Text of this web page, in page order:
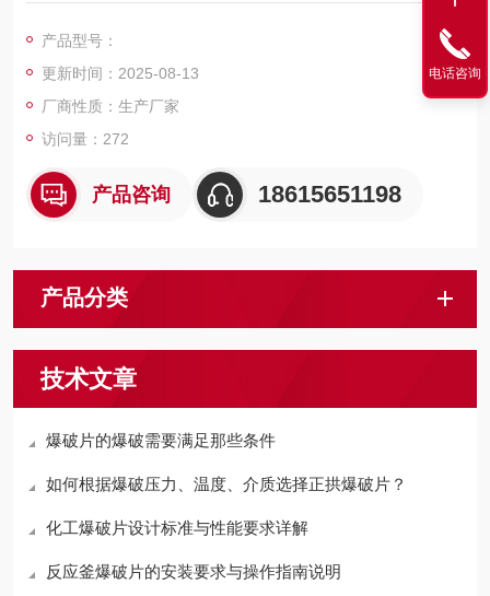
腐蚀的环境下可靠地工作，是高压容器的理想安全装置。广泛应
用于化工、石油、轻工、冶金、核电、除尘、消防、航空等工业
部门。
产品型号：
更新时间：2025-08-13
厂商性质：生产厂家
访问量：272
产品咨询 18615651198
产品分类
技术文章
爆破片的爆破需要满足那些条件
如何根据爆破压力、温度、介质选择正拱爆破片？
化工爆破片设计标准与性能要求详解
反应釜爆破片的安装要求与操作指南说明
电话咨询